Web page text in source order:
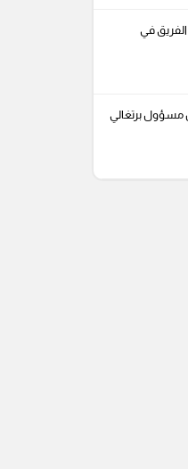
في
مسؤول برتغالي